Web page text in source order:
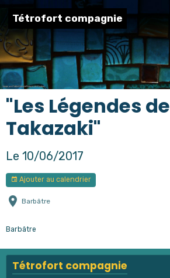
Tétrofort compagnie
"Les Légendes de
Takazaki"
Le 10/06/2017
Ajouter au calendrier
Barbâtre
Barbâtre
Tétrofort compagnie